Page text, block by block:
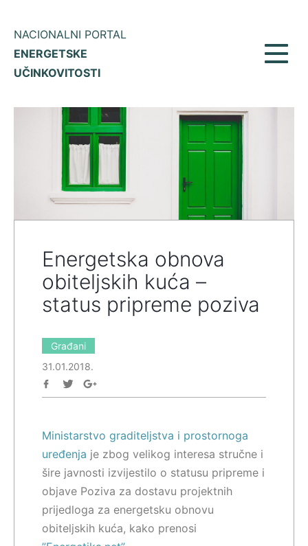
NACIONALNI PORTAL
ENERGETSKE
UČINKOVITOSTI
Energetska obnova
obiteljskih kuća –
status pripreme poziva
Građani
31.01.2018.
Ministarstvo graditeljstva i prostornoga
uređenja je zbog velikog interesa stručne i
šire javnosti izvijestilo o statusu pripreme i
objave Poziva za dostavu projektnih
prijedloga za energetsku obnovu
obiteljskih kuća, kako prenosi